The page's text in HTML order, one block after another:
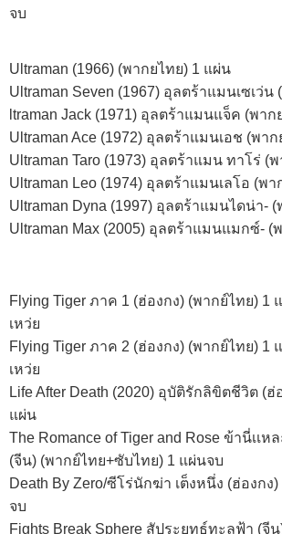
จบ
Ultraman (1966) (พากยไทย) 1 แผ่น
Ultraman Seven (1967) อุลตร้าแมนเซเว่น
ltraman Jack (1971) อุลตร้าแมนแจ็ค (พาก
Ultraman Ace (1972) อุลตร้าแมนเอช (พา
Ultraman Taro (1973) อุลตร้าแมน ทาโร่ (
Ultraman Leo (1974) อุลตร้าแมนเลโอ (พ
Ultraman Dyna (1997) อุลตร้าแมนไดน่า-
Ultraman Max (2005) อุลตร้าแมนแมกซ์- (
Flying Tiger ภาค 1 (ฮ่องกง) (พากย์ไทย) 1
เหว่ย
Flying Tiger ภาค 2 (ฮ่องกง) (พากย์ไทย) 1
เหว่ย
Life After Death (2020) อุบัติรักลิขิตชีวิต (ฮ่
แผ่น
The Romance of Tiger and Rose ข้านี่เเ
(จีน) (พากย์ไทย+ซับไทย) 1 แผ่นจบ
Death By Zero/ซีโร่นักฆ่า เต็งหนึ่ง (ฮ่องกง
จบ
Fights Break Sphere สัประยุทธ์ทะลุฟ้า (จี